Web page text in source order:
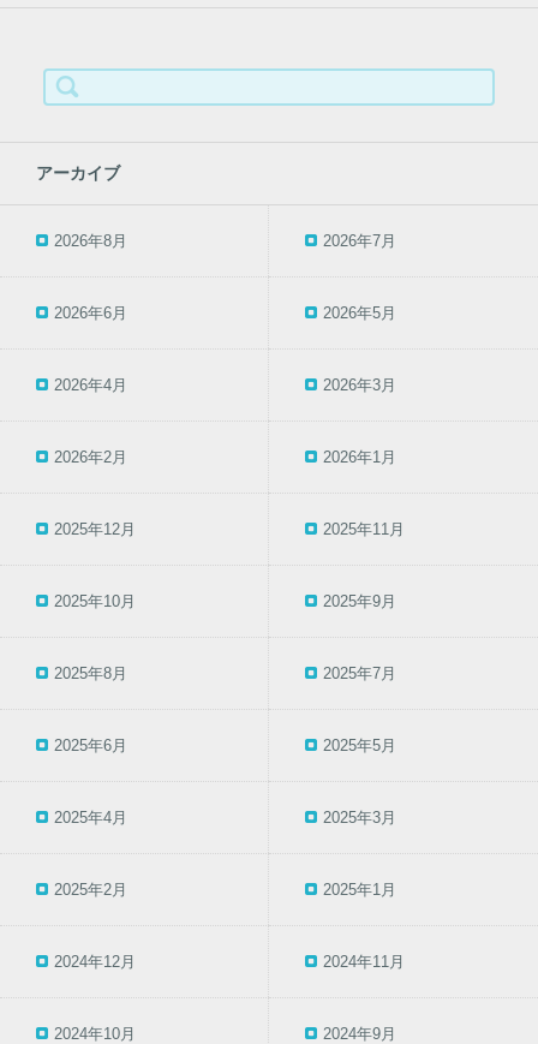
索:
アーカイブ
2026年8月 2026年7月
2026年6月 2026年5月
2026年4月 2026年3月
2026年2月 2026年1月
2025年12月 2025年11月
2025年10月 2025年9月
2025年8月 2025年7月
2025年6月 2025年5月
2025年4月 2025年3月
2025年2月 2025年1月
2024年12月 2024年11月
2024年10月 2024年9月